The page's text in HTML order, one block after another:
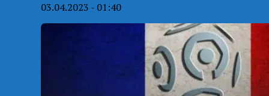
03.04.2023 - 01:40